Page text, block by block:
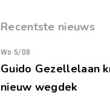
Recentste nieuws
Wo 5/08
Guido Gezellelaan
nieuw wegdek